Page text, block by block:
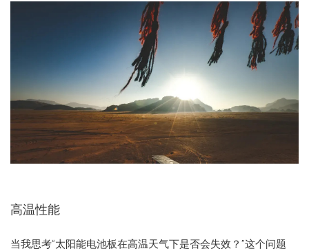
高温性能
当我思考“太阳能电池板在高温天气下是否会失效？”这个问题